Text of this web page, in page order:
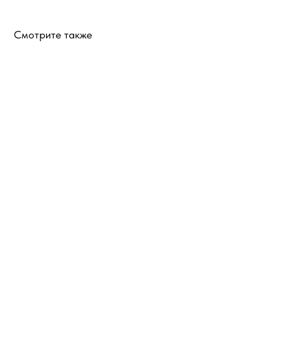
Смотрите также